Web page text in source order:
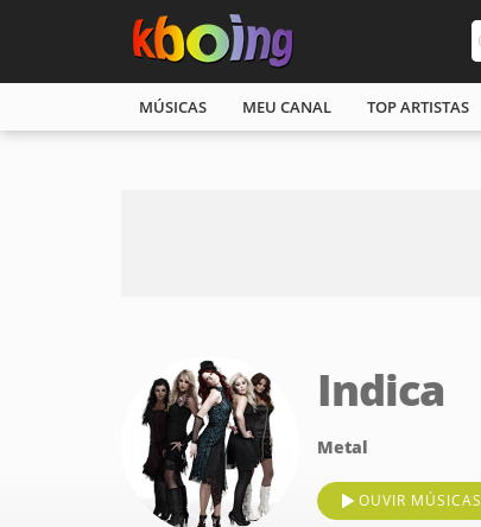
MÚSICAS MEU CANAL TOP ARTISTAS
Indica
Metal
OUVIR MÚSICAS